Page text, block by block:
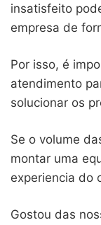
insatisfeito
empresa de
Por isso, é
atendimento
solucionar os
Se o volume
montar uma
experiencia do
Gostou das